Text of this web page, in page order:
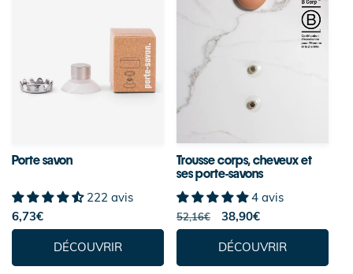
Porte savon
222 avis
Prix
habituel
6,73€
DÉCOUVRIR
Trousse corps, cheveux et
ses porte-savons
4 avis
Prix
habituel
52,16€
Prix
soldé
38,90€
DÉCOUVRIR